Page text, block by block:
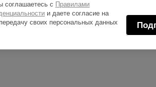
соглашаетесь с Правилами
и даете согласие на
своих персональных данных